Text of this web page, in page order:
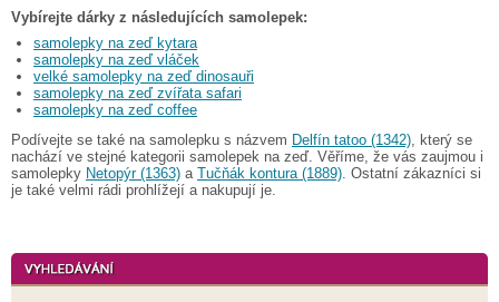
Vybírejte dárky z následujících samolepek:
samolepky na zeď kytara
samolepky na zeď vláček
velké samolepky na zeď dinosauři
samolepky na zeď zvířata safari
samolepky na zeď coffee
Podívejte se také na samolepku s názvem Delfín tatoo (1342), který se
nachází ve stejné kategorii samolepek na zeď. Věříme, že vás zaujmou i
samolepky Netopýr (1363) a Tučňák kontura (1889). Ostatní zákazníci si
je také velmi rádi prohlížejí a nakupují je.